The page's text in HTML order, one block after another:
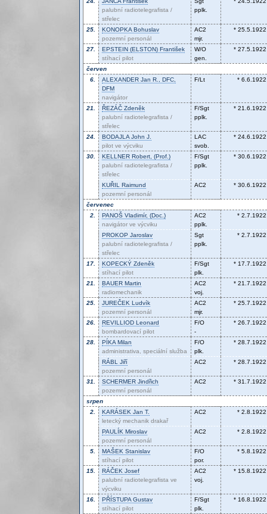
palubní radiotelegrafista /
střelec
pplk.
25. KONOPKA Bohuslav
pozemní personál
AC2
mjr.
* 25.5.1922
27. EPSTEIN (ELSTON) František
stíhací pilot
W/O
gen.
* 27.5.1922
červen
6.
ALEXANDER Jan R., DFC,
DFM
navigátor
F/Lt * 6.6.1922
21. ŘEZÁČ Zdeněk
palubní radiotelegrafista /
střelec
F/Sgt
pplk.
* 21.6.1922
24. BODAJLA John J.
pilot ve výcviku
LAC
svob.
* 24.6.1922
30. KELLNER Robert, (Prof.)
palubní radiotelegrafista /
střelec
F/Sgt
pplk.
* 30.6.1922
KUŘIL
Raimund
pozemní personál
AC2 * 30.6.1922
červenec
2.
PANOŠ Vladimír, (Doc.)
navigátor ve výcviku
AC2
pplk.
* 2.7.1922
PROKOP Jaroslav
palubní radiotelegrafista /
střelec
Sgt
pplk.
* 2.7.1922
17. KOPECKÝ Zdeněk
stíhací pilot
F/Sgt
plk.
* 17.7.1922
21. BAUER Martin
radiomechanik
AC2
voj.
* 21.7.1922
25. JUREČEK Ludvík
pozemní personál
AC2
mjr.
* 25.7.1922
26. REVILLIOD Leonard
bombardovací pilot
F/O
-
* 26.7.1922
28. PÍKA Milan
administrativa, speciální služba
F/O
plk.
* 28.7.1922
RÁBL
Jiří
pozemní personál
AC2 * 28.7.1922
31. SCHERMER Jindřich
pozemní personál
AC2 * 31.7.1922
srpen
2.
KARÁSEK Jan T.
letecký mechanik drakař
AC2 * 2.8.1922
PAULÍK Miroslav
pozemní personál
AC2 * 2.8.1922
5. MAŠEK Stanislav
stíhací pilot
F/O
por.
* 5.8.1922
15. RÁČEK Josef
palubní radiotelegrafista ve
výcviku
AC2
voj.
* 15.8.1922
16. PŘÍSTUPA Gustav
stíhací pilot
F/Sgt
plk.
* 16.8.1922